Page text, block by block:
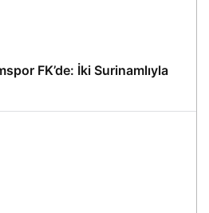
FK’de: İki Surinamlıyla